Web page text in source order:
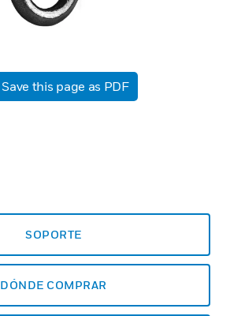
Save this page as PDF
SOPORTE
DÓNDE COMPRAR